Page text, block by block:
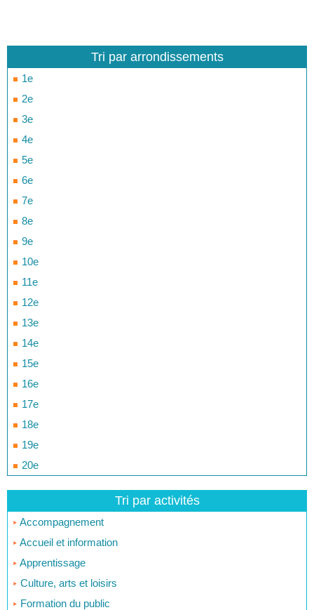
Tri par arrondissements
1e
2e
3e
4e
5e
6e
7e
8e
9e
10e
11e
12e
13e
14e
15e
16e
17e
18e
19e
20e
Tri par activités
Accompagnement
Accueil et information
Apprentissage
Culture, arts et loisirs
Formation du public